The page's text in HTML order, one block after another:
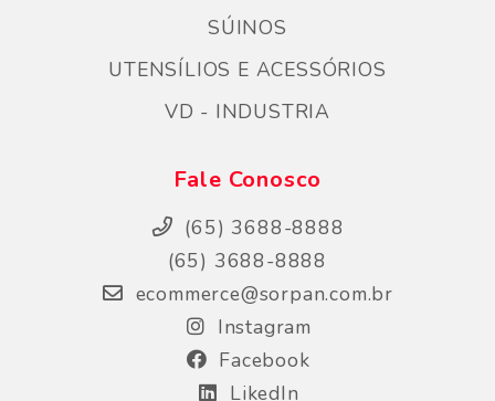
SÚINOS
UTENSÍLIOS E ACESSÓRIOS
VD - INDUSTRIA
Fale Conosco
(65) 3688-8888
(65) 3688-8888
ecommerce@sorpan.com.br
Instagram
Facebook
LikedIn